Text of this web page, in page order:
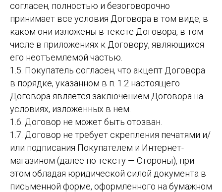
согласен, полностью и безоговорочно
принимает все условия Договора в том виде, в
каком они изложены в тексте Договора, в том
числе в приложениях к Договору, являющихся
его неотъемлемой частью.
1.5. Покупатель согласен, что акцепт Договора
в порядке, указанном в п. 1.2 настоящего
Договора является заключением Договора на
условиях, изложенных в нем.
1.6. Договор не может быть отозван.
1.7. Договор не требует скрепления печатями и/
или подписания Покупателем и Интернет-
магазином (далее по тексту — Стороны), при
этом обладая юридической силой документа в
письменной форме, оформленного на бумажном